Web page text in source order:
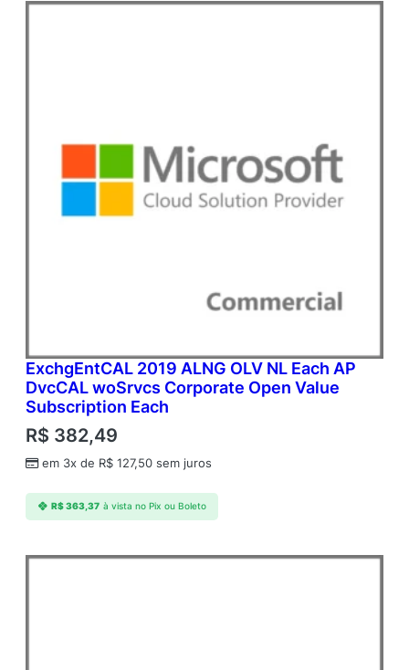
ExchgEntCAL 2019 ALNG OLV NL Each AP
DvcCAL woSrvcs Corporate Open Value
Subscription Each
R$ 382,49
em 3x de R$ 127,50 sem juros
R$363,37 à vista no Pix ou Boleto